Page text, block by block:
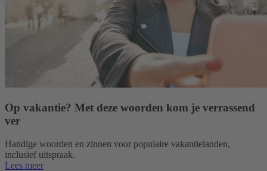
Op vakantie? Met deze woorden kom je verrassend
ver
Handige woorden en zinnen voor populaire vakantielanden,
inclusief uitspraak.
Lees meer